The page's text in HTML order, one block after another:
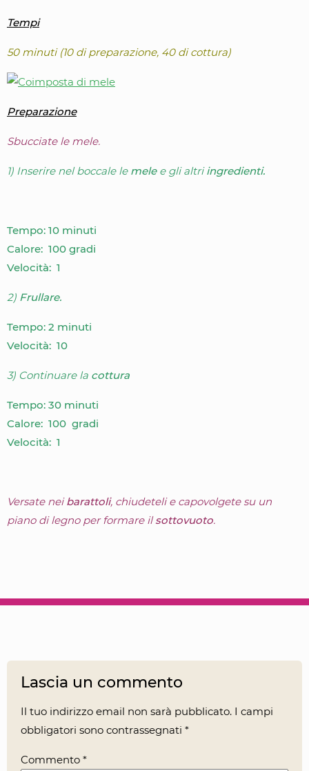
Tempi
50 minuti (10 di preparazione, 40 di cottura)
Preparazione
Sbucciate le mele.
1) Inserire nel boccale le melee gli altriingredienti.
Tempo: 10 minuti
Calore: 100 gradi
Velocità: 1
2) Frullare.
Tempo: 2 minuti
Velocità: 10
3) Continuare la cottura
Tempo: 30 minuti
Calore: 100 gradi
Velocità: 1
Versate neibarattoli, chiudeteli e capovolgete su un
piano di legno per formare ilsottovuoto.
Lascia un commento
Il tuo indirizzo email non sarà pubblicato. I campi
obbligatori sono contrassegnati *
Commento *